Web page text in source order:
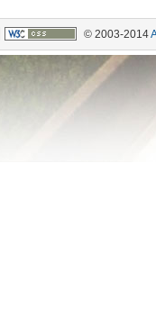
© 2003-2014